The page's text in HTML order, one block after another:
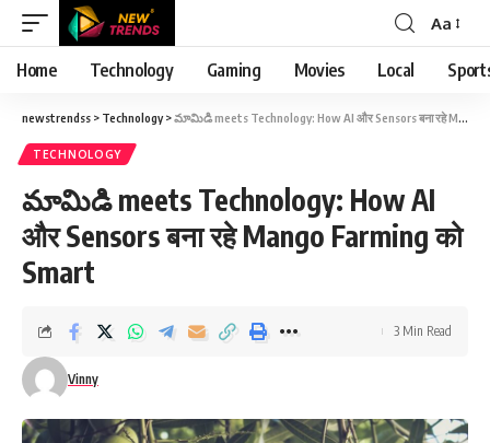
Font
Resizer
Aa
Home Technology Gaming Movies Local
newstrendss > Technology>మామిడి meets Technology: How AI और Sensors बना रहे Mango Farming को Smart
TECHNOLOGY
మామిడి meets Technology: How AI
और Sensors बना रहे Mango Farming को
Smart
Vinny
3 Min Read